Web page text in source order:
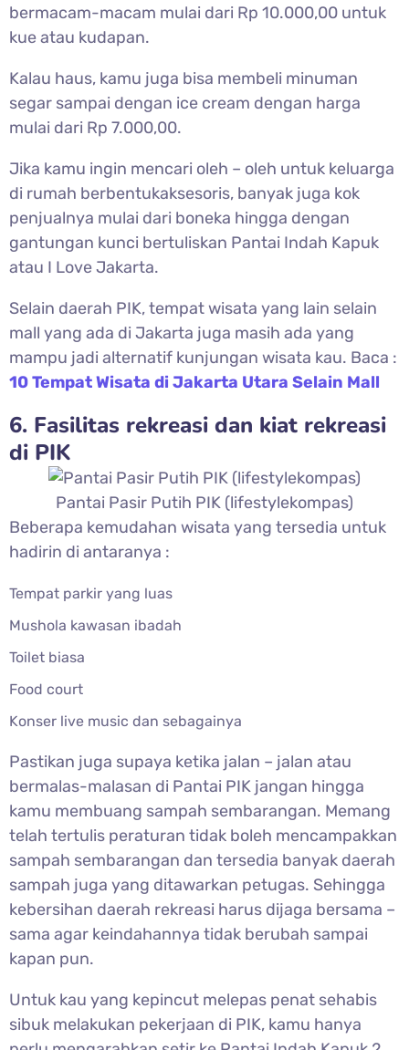
bermacam-macam mulai dari Rp 10.000,00 untuk
kue atau kudapan.
Kalau haus, kamu juga bisa membeli minuman
segar sampai dengan ice cream dengan harga
mulai dari Rp 7.000,00.
Jika kamu ingin mencari oleh – oleh untuk keluarga
di rumah berbentukaksesoris, banyak juga kok
penjualnya mulai dari boneka hingga dengan
gantungan kunci bertuliskan Pantai Indah Kapuk
atau I Love Jakarta.
Selain daerah PIK, tempat wisata yang lain selain
mall yang ada di Jakarta juga masih ada yang
mampu jadi alternatif kunjungan wisata kau. Baca :
10 Tempat Wisata di Jakarta Utara Selain Mall
6. Fasilitas rekreasi dan kiat rekreasi
di PIK
Pantai Pasir Putih PIK (lifestylekompas)
Beberapa kemudahan wisata yang tersedia untuk
hadirin di antaranya :
Tempat parkir yang luas
Mushola kawasan ibadah
Toilet biasa
Food court
Konser live music dan sebagainya
Pastikan juga supaya ketika jalan – jalan atau
bermalas-malasan di Pantai PIK jangan hingga
kamu membuang sampah sembarangan. Memang
telah tertulis peraturan tidak boleh mencampakkan
sampah sembarangan dan tersedia banyak daerah
sampah juga yang ditawarkan petugas. Sehingga
kebersihan daerah rekreasi harus dijaga bersama –
sama agar keindahannya tidak berubah sampai
kapan pun.
Untuk kau yang kepincut melepas penat sehabis
sibuk melakukan pekerjaan di PIK, kamu hanya